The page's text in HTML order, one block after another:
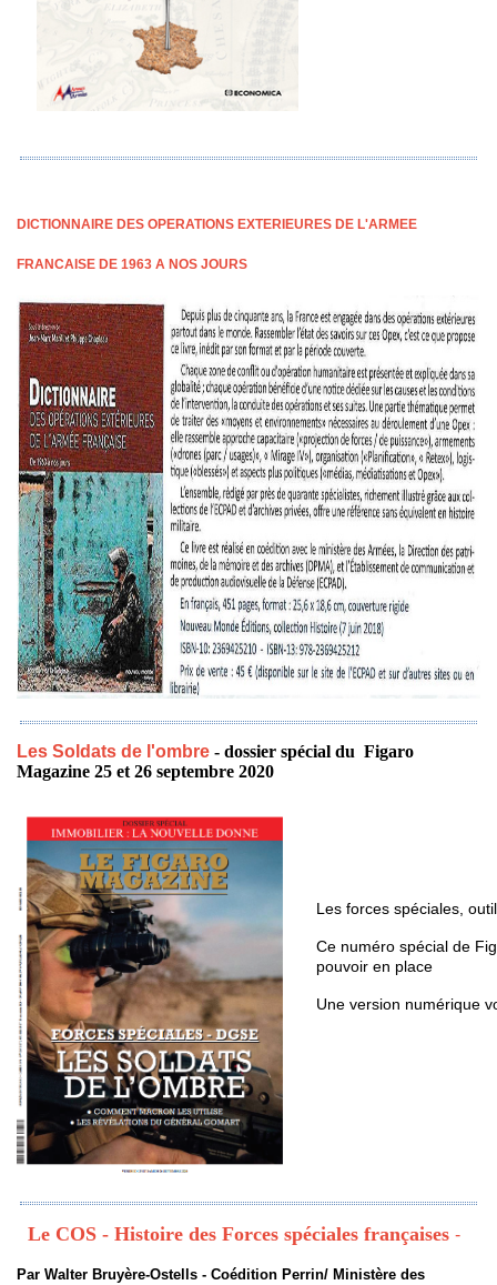
DICTIONNAIRE DES OPERATIONS EXTERIEURES DE L'ARMEE
FRANCAISE DE 1963 A NOS JOURS
Les Soldats de l'ombre - dossier spécial du Figaro
Magazine 25 et 26 septembre 2020
Les forces spéciales,
Ce numéro spécial de
pouvoir en place
Une version numérique
Le COS - Histoire des Forces spéciales françaises-
Par Walter Bruyère-Ostells - Coédition Perrin/ Ministère des